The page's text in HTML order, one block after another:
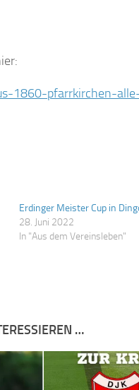
1860-pfarrkirchen-
Erdinger Meister Cup in
28. Juni 2022
In "Aus dem Vereinsleben"
…